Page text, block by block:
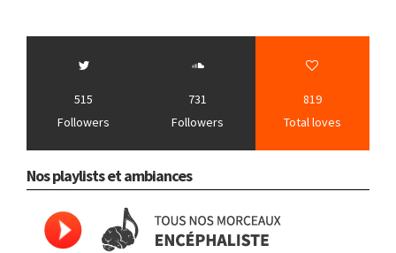
515
Followers
731
Followers
819
Total loves
Nos playlists et ambiances